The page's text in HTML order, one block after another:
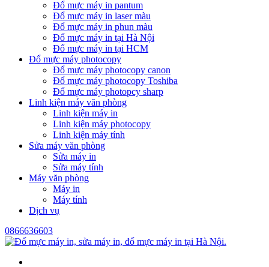
Đổ mực máy in pantum
Đổ mực máy in laser màu
Đổ mực máy in phun màu
Đổ mực máy in tại Hà Nội
Đổ mực máy in tại HCM
Đổ mực máy photocopy
Đổ mực máy photocopy canon
Đổ mực máy photocopy Toshiba
Đổ mực máy photopcy sharp
Linh kiện máy văn phòng
Linh kiện máy in
Linh kiện máy photocopy
Linh kiện máy tính
Sửa máy văn phòng
Sửa máy in
Sửa máy tính
Máy văn phòng
Máy in
Máy tính
Dịch vụ
0866636603